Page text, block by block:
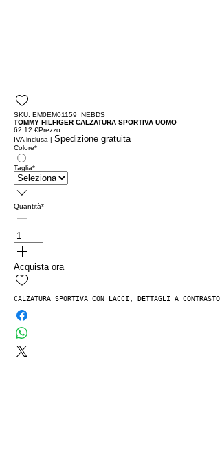
SKU: EM0EM01159_NEBDS
TOMMY HILFIGER CALZATURA SPORTIVA UOMO
62,12 €Prezzo
IVA inclusa | Spedizione gratuita
Colore*
Taglia*
Quantità*
Acquista ora
CALZATURA SPORTIVA CON LACCI, DETTAGLI A